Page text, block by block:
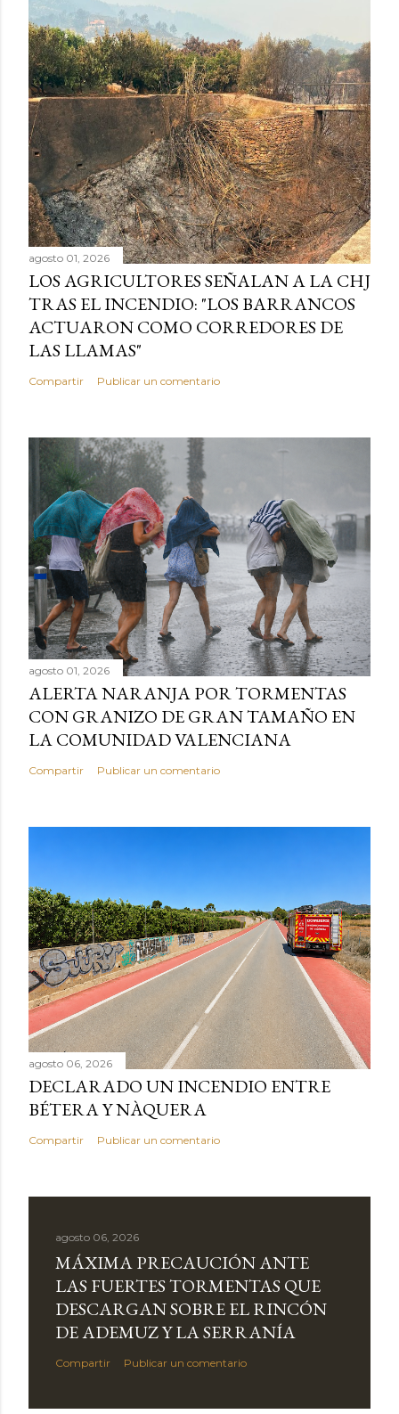
agosto 01, 2026
LOS AGRICULTORES SEÑALAN A LA CHJ
TRAS EL INCENDIO: "LOS BARRANCOS
ACTUARON COMO CORREDORES DE
LAS LLAMAS"
Compartir Publicar un comentario
agosto 01, 2026
ALERTA NARANJA POR TORMENTAS
CON GRANIZO DE GRAN TAMAÑO EN
LA COMUNIDAD VALENCIANA
Compartir Publicar un comentario
agosto 06, 2026
DECLARADO UN INCENDIO ENTRE
BÉTERA Y NÀQUERA
Compartir Publicar un comentario
agosto 06, 2026
MÁXIMA PRECAUCIÓN ANTE
LAS FUERTES TORMENTAS QUE
DESCARGAN SOBRE EL RINCÓN
DE ADEMUZ Y LA SERRANÍA
Compartir Publicar un comentario